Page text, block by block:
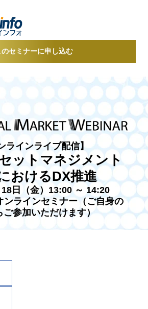
のセミナーに申し込む
ラインライブ配信】
ットマネジメント
おけるDX推進
日（金）13:00 ～ 14:20
ンラインセミナー（ご自身の
ご参加いただけます）